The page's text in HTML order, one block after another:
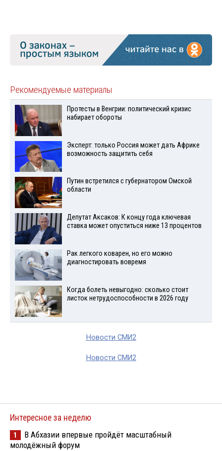
Рекомендуемые материалы
Протесты в Венгрии: политический кризис
набирает обороты
Эксперт: только Россия может дать Африке
возможность защитить себя
Путин встретился с губернатором Омской
области
Депутат Аксаков: К концу года ключевая
ставка может опуститься ниже 13 процентов
Рак легкого коварен, но его можно
диагностировать вовремя
Когда болеть невыгодно: сколько стоит
листок нетрудоспособности в 2026 году
Новости СМИ2
Новости СМИ2
Интересное за неделю
1
В Абхазии впервые пройдёт масштабный
молодёжный форум